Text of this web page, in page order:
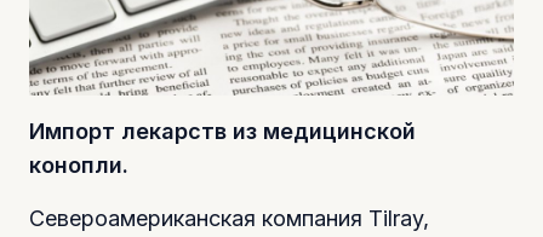
Импорт лекарств из медицинской
конопли.
Североамериканская компания Tilray,